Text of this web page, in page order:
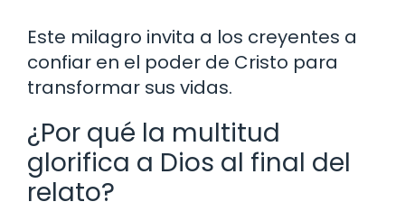
Este milagro invita a los creyentes a
confiar en el poder de Cristo para
transformar sus vidas.
¿Por qué la multitud
glorifica a Dios al final del
relato?